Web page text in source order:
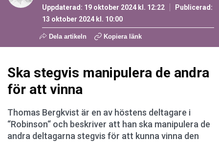
Uppdaterad: 19 oktober 2024 kl. 12:22
Publicerad:
13 oktober 2024 kl. 10:00
Dela artikeln Kopiera länk
Ska stegvis manipulera de andra
för att vinna
Thomas Bergkvist är en av höstens deltagare i
“Robinson“ och beskriver att han ska manipulera de
andra deltagarna stegvis för att kunna vinna den